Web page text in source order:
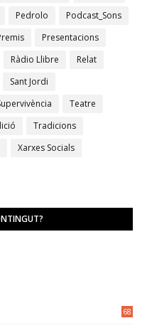
Pedrolo
Podcast_Sons
Presentacions
Ràdio Llibre
Relat
Sant Jordi
Teatre
Tradicions
Xarxes Socials
68